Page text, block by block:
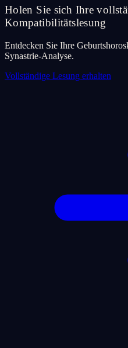
Holen Sie sich Ihre
Kompatibilitätslesung
Entdecken Sie Ihre
Synastrie-Analyse.
Vollständige Lesung erhalten